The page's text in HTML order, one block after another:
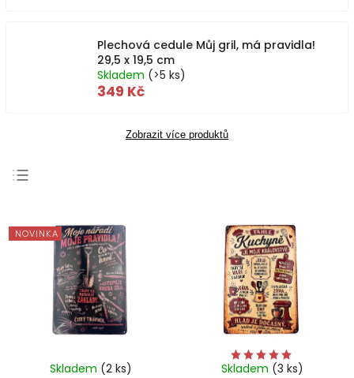
Plechová cedule Můj gril, má pravidla!
29,5 x 19,5 cm
Skladem (>5 ks)
349 Kč
Zobrazit více produktů
Nejdražší
Nejprodávanější
Abecedně
NOVINKA
Skladem (2 ks) Skladem (3 ks)